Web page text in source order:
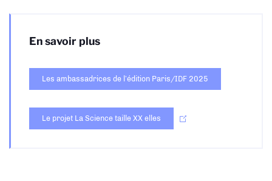
En savoir plus
Les ambassadrices de l’édition Paris/IDF 2025
Le projet La Science taille XX elles